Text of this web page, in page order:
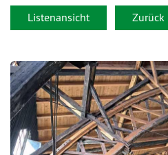
Listenansicht Zurück